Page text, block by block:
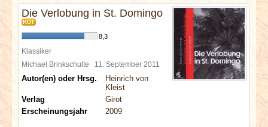
Die Verlobung in St. Domingo
HOT
8,3
Klassiker
Michael Brinkschulte 11. September 2011
Autor(en) oder Hrsg.
Heinrich von
Kleist
Verlag
Girot
Erscheinungsjahr
2009